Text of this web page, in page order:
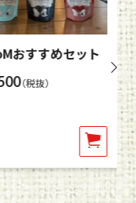
おすすめセット
（税抜）